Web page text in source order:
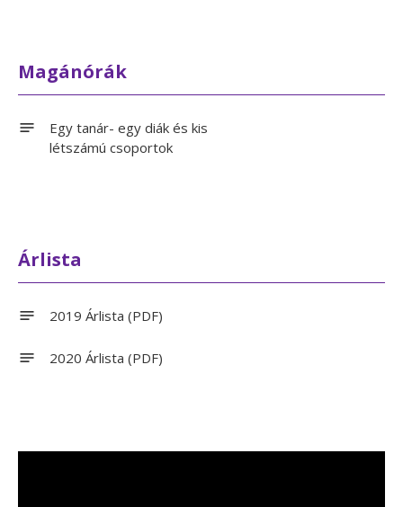
Magánórák
Egy tanár- egy diák és kis
létszámú csoportok
Árlista
2019 Árlista (PDF)
2020 Árlista (PDF)